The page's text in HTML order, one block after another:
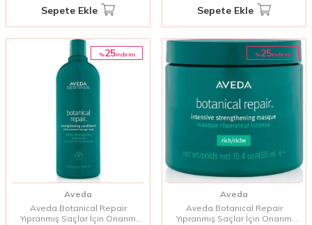
Sepete Ekle Sepete Ekle
%25i̇ndirim
Aveda
Aveda Botanical Repair
Yıpranmış Saçlar İçin Onarım
%25i̇ndirim
Aveda
Aveda Botanical Repair
Yıpranmış Saçlar İçin Onarım